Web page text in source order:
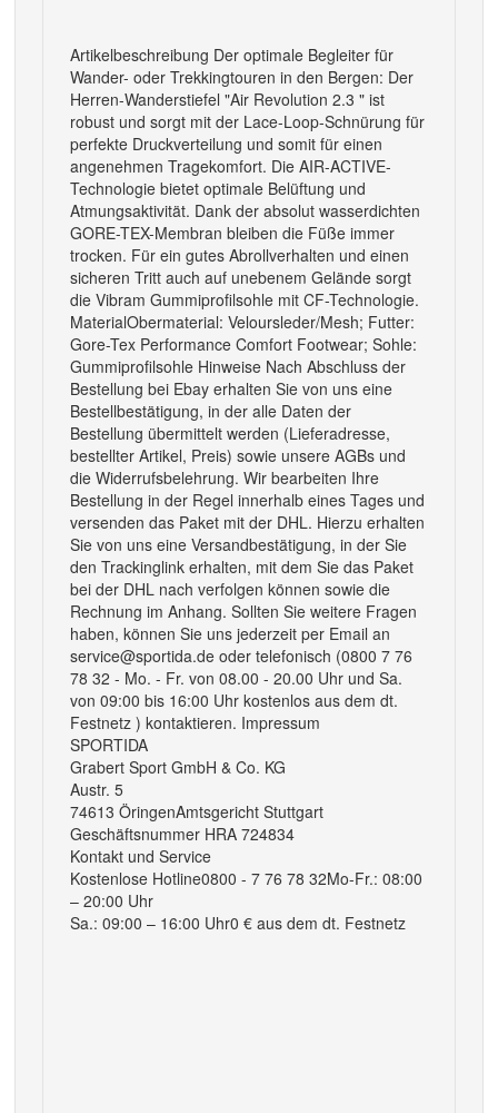
Artikelbeschreibung Der optimale Begleiter für
Wander- oder Trekkingtouren in den Bergen: Der
Herren-Wanderstiefel "Air Revolution 2.3 " ist
robust und sorgt mit der Lace-Loop-Schnürung für
perfekte Druckverteilung und somit für einen
angenehmen Tragekomfort. Die AIR-ACTIVE-
Technologie bietet optimale Belüftung und
Atmungsaktivität. Dank der absolut wasserdichten
GORE-TEX-Membran bleiben die Füße immer
trocken. Für ein gutes Abrollverhalten und einen
sicheren Tritt auch auf unebenem Gelände sorgt
die Vibram Gummiprofilsohle mit CF-Technologie.
MaterialObermaterial: Veloursleder/Mesh; Futter:
Gore-Tex Performance Comfort Footwear; Sohle:
Gummiprofilsohle Hinweise Nach Abschluss der
Bestellung bei Ebay erhalten Sie von uns eine
Bestellbestätigung, in der alle Daten der
Bestellung übermittelt werden (Lieferadresse,
bestellter Artikel, Preis) sowie unsere AGBs und
die Widerrufsbelehrung. Wir bearbeiten Ihre
Bestellung in der Regel innerhalb eines Tages und
versenden das Paket mit der DHL. Hierzu erhalten
Sie von uns eine Versandbestätigung, in der Sie
den Trackinglink erhalten, mit dem Sie das Paket
bei der DHL nach verfolgen können sowie die
Rechnung im Anhang. Sollten Sie weitere Fragen
haben, können Sie uns jederzeit per Email an
service@sportida.de oder telefonisch (0800 7 76
78 32 - Mo. - Fr. von 08.00 - 20.00 Uhr und Sa.
von 09:00 bis 16:00 Uhr kostenlos aus dem dt.
Festnetz ) kontaktieren. Impressum
SPORTIDA
Grabert Sport GmbH & Co. KG
Austr. 5
74613 ÖringenAmtsgericht Stuttgart
Geschäftsnummer HRA 724834
Kontakt und Service
Kostenlose Hotline0800 - 7 76 78 32Mo-Fr.: 08:00
– 20:00 Uhr
Sa.: 09:00 – 16:00 Uhr0 € aus dem dt. Festnetz